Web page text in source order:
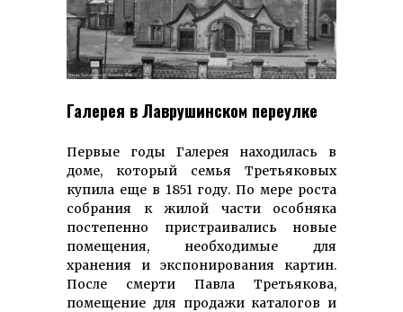
Галерея в Лаврушинском переулке
Первые годы Галерея находилась в
доме, который семья Третьяковых
купила еще в 1851 году. По мере роста
собрания к жилой части особняка
постепенно пристраивались новые
помещения, необходимые для
хранения и экспонирования картин.
После смерти Павла Третьякова,
помещение для продажи каталогов и